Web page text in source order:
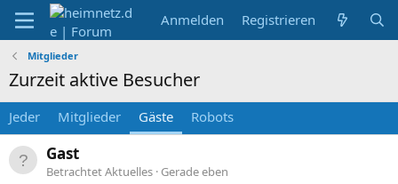
Anmelden Registrieren
Mitglieder
Zurzeit aktive Besucher
Jeder Mitglieder Gäste Robots
Gast
Betrachtet Aktuelles Gerade eben